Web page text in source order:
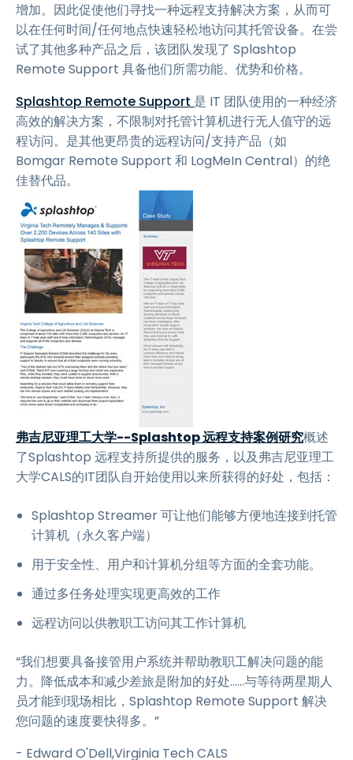
增加。因此促使他们寻找一种远程支持解决方案，从而可
以在任何时间/任何地点快速轻松地访问其托管设备。在尝
试了其他多种产品之后，该团队发现了 Splashtop
Remote Support 具备他们所需功能、优势和价格。
Splashtop Remote Support 是 IT 团队使用的一种经济
高效的解决方案，不限制对托管计算机进行无人值守的远
程访问。是其他更昂贵的远程访问/支持产品（如
Bomgar Remote Support 和 LogMeIn Central）的绝
佳替代品。
弗吉尼亚理工大学--Splashtop 远程支持案例研究概述
了Splashtop 远程支持所提供的服务，以及弗吉尼亚理工
大学CALS的IT团队自开始使用以来所获得的好处，包括：
Splashtop Streamer 可让他们能够方便地连接到托管
计算机（永久客户端）
用于安全性、用户和计算机分组等方面的全套功能。
通过多任务处理实现更高效的工作
远程访问以供教职工访问其工作计算机
“我们想要具备接管用户系统并帮助教职工解决问题的能
力。降低成本和减少差旅是附加的好处……与等待两星期人
员才能到现场相比，Splashtop Remote Support 解决
您问题的速度要快得多。”
- Edward O'Dell,Virginia Tech CALS